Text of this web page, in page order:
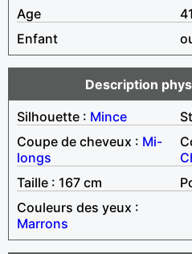
Age
Enfant
Description
Silhouette : Mince
Coupe de cheveux : Mi-
longs
Taille : 167 cm
Couleurs des yeux :
Marrons